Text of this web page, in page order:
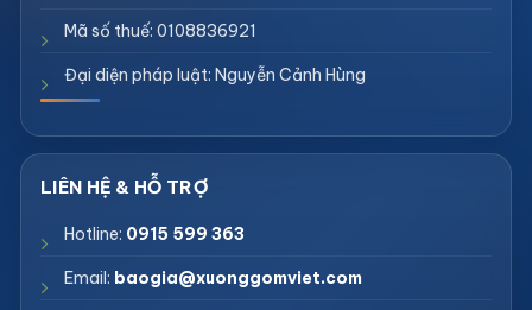
Mã số thuế: 0108836921
Đại diện pháp luật: Nguyễn Cảnh Hùng
Hotline: 0915 599 363
Email: baogia@xuonggomviet.com